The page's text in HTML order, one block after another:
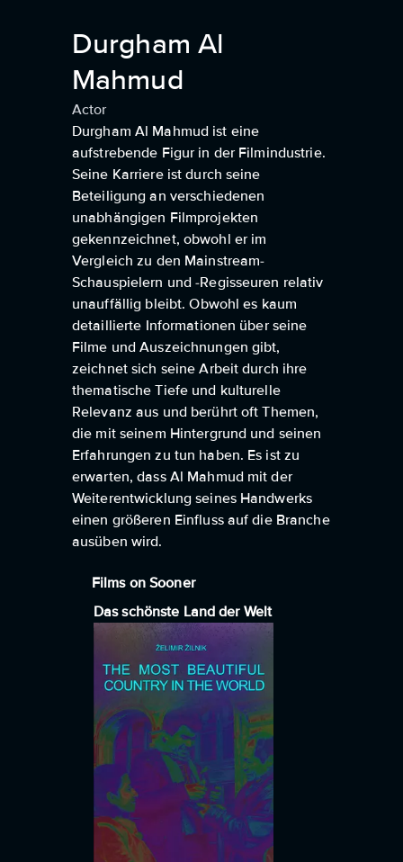
Durgham Al
Mahmud
Actor
Durgham Al Mahmud ist eine
aufstrebende Figur in der Filmindustrie.
Seine Karriere ist durch seine
Beteiligung an verschiedenen
unabhängigen Filmprojekten
gekennzeichnet, obwohl er im
Vergleich zu den Mainstream-
Schauspielern und -Regisseuren relativ
unauffällig bleibt. Obwohl es kaum
detaillierte Informationen über seine
Filme und Auszeichnungen gibt,
zeichnet sich seine Arbeit durch ihre
thematische Tiefe und kulturelle
Relevanz aus und berührt oft Themen,
die mit seinem Hintergrund und seinen
Erfahrungen zu tun haben. Es ist zu
erwarten, dass Al Mahmud mit der
Weiterentwicklung seines Handwerks
einen größeren Einfluss auf die Branche
ausüben wird.
Films on Sooner
Das schönste Land der Welt